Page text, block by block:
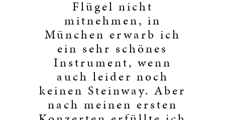
Flügel nicht
mitnehmen, in
München erwarb ich
ein sehr schönes
Instrument, wenn
auch leider noch
keinen Steinway. Aber
nach meinen ersten